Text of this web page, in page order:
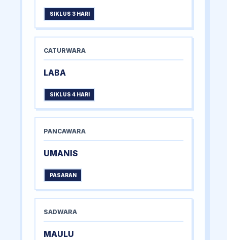
SIKLUS 3 HARI
CATURWARA
LABA
SIKLUS 4 HARI
PANCAWARA
UMANIS
PASARAN
SADWARA
MAULU